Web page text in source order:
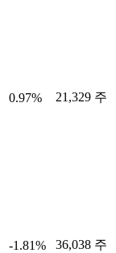
0.97% 21,329 주
-1.81% 36,038 주